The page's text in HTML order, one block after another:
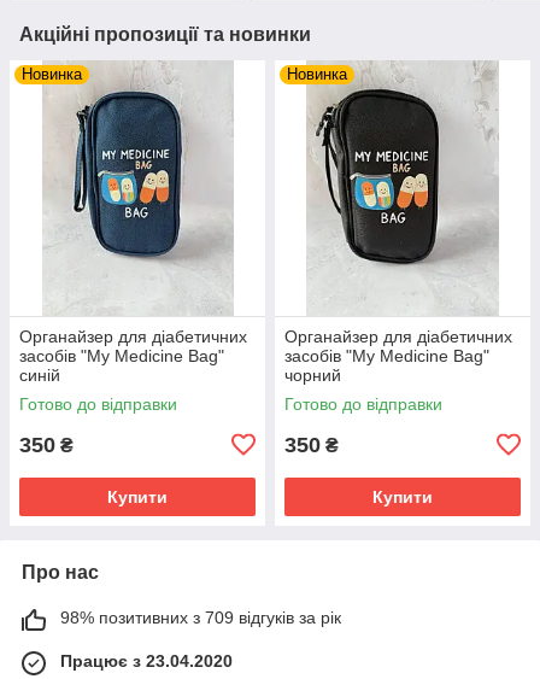
Акційні пропозиції та новинки
Новинка
Органайзер для діабетичних
засобів "My Medicine Bag"
синій
Готово до відправки
350 ₴
Купити
Новинка
Органайзер для діабетичних
засобів "My Medicine Bag"
чорний
Готово до відправки
350 ₴
Купити
Про нас
98% позитивних з 709 відгуків за рік
Працює з 23.04.2020